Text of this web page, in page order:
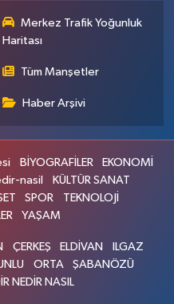
Merkez Trafik Yoğunluk
Haritası
Tüm Manşetler
Haber Arşivi
BİYOGRAFİLER
EKONOMİ
nasil
KÜLTÜR SANAT
SPOR
TEKNOLOJİ
YAŞAM
ÇERKEŞ ELDİVAN
ILGAZ
ORTA
ŞABANÖZÜ
NEDİR NASIL